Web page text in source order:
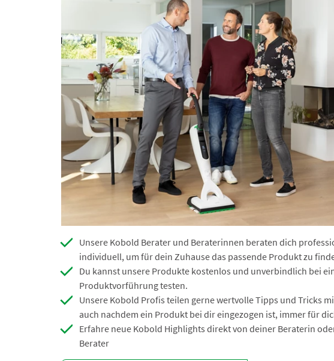
Unsere Kobold Berater und Beraterinnen beraten dich
individuell, um für dein Zuhause das passende Produkt zu
Du kannst unsere Produkte kostenlos und unverbindlich bei
Produktvorführung testen.
Unsere Kobold Profis teilen gerne wertvolle Tipps und Tricks
auch nachdem ein Produkt bei dir eingezogen ist, immer für
Erfahre neue Kobold Highlights direkt von deiner Beraterin
Berater